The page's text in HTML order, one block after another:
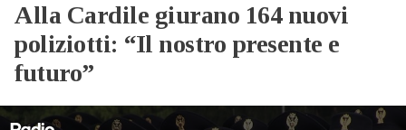
Alla Cardile giurano 164 nuovi
poliziotti: “Il nostro presente e
futuro”